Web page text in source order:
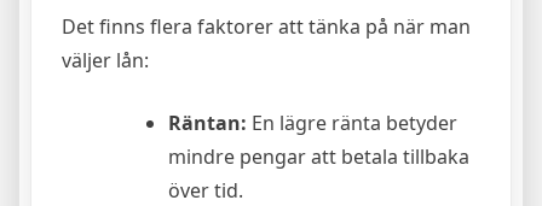
Det finns flera faktorer att tänka på när man
väljer lån:
Räntan: En lägre ränta betyder
mindre pengar att betala tillbaka
över tid.